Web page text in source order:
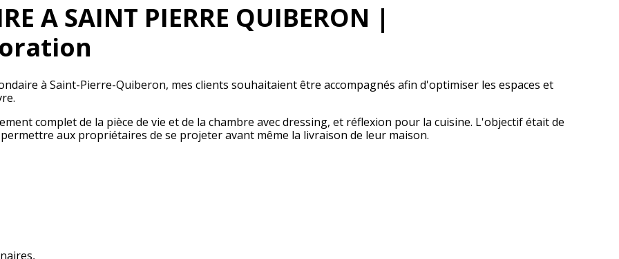
A SAINT PIERRE QUIBERON |
à Saint-Pierre-Quiberon, mes clients souhaitaient être accompagnés afin d'optimiser les espaces et
complet de la pièce de vie et de la chambre avec dressing, et réflexion pour la cuisine. L'objectif était de
aux propriétaires de se projeter avant même la livraison de leur maison.